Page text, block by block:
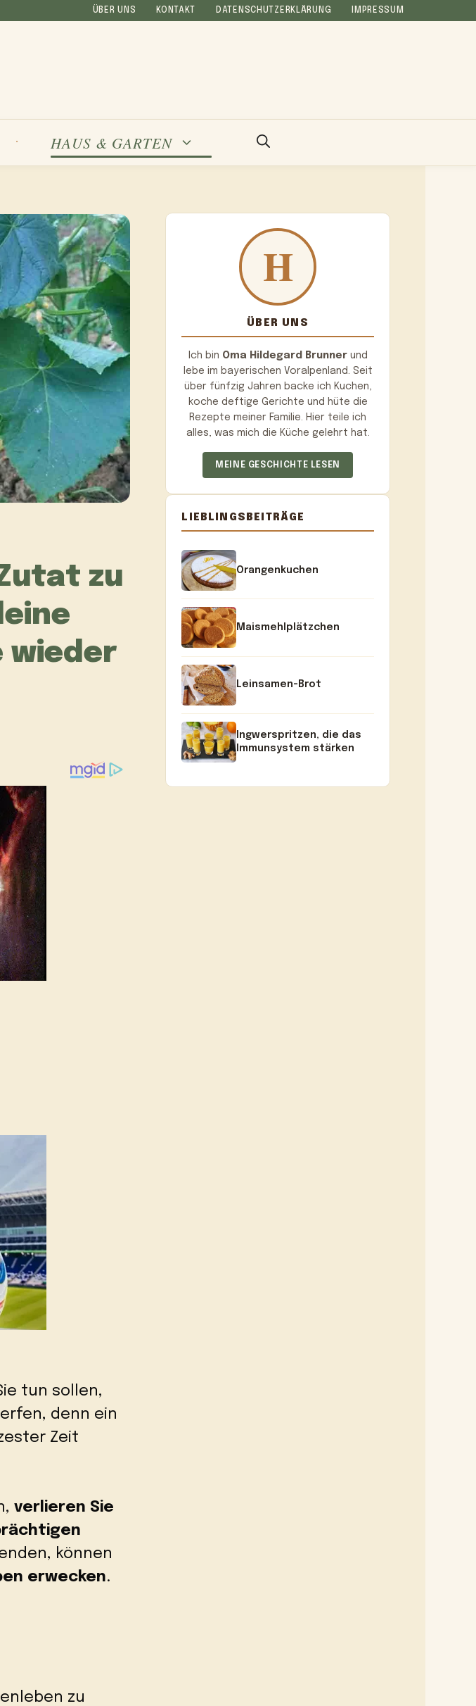
ÜBER UNS KONTAKT DATENSCHUTZERKLÄRUNG IMPRESSUM
HAUS & GARTEN
zu
wieder
tun sollen,
denn ein
Zeit
verlieren Sie
können
erwecken.
zu
ÜBER UNS
Ich bin Oma Hildegard Brunnerund
lebe im bayerischen Voralpenland. Seit
über fünfzig Jahren backe ich Kuchen,
koche deftige Gerichte und hüte die
Rezepte meiner Familie. Hier teile ich
alles, was mich die Küche gelehrt hat.
MEINE GESCHICHTE LESEN
LIEBLINGSBEITRÄGE
Orangenkuchen
Maismehlplätzchen
Leinsamen-Brot
Ingwerspritzen, die das
Immunsystem stärken